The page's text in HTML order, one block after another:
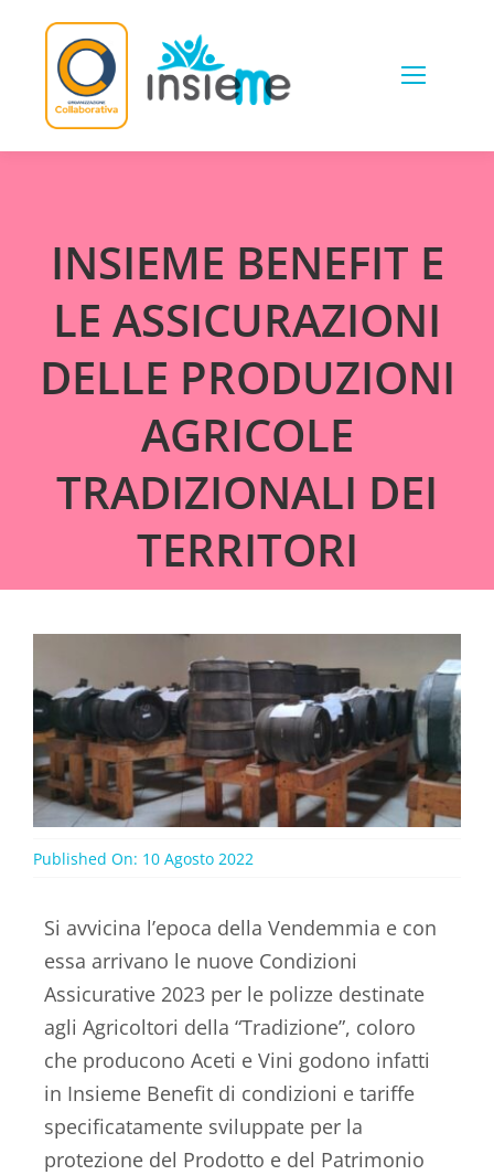
content
INSIEME BENEFIT E
LE ASSICURAZIONI
DELLE PRODUZIONI
AGRICOLE
TRADIZIONALI DEI
TERRITORI
Published On: 10 Agosto 2022
Si avvicina l’epoca della Vendemmia e con
essa arrivano le nuove Condizioni
Assicurative 2023 per le polizze destinate
agli Agricoltori della “Tradizione”, coloro
che producono Aceti e Vini godono infatti
in Insieme Benefit di condizioni e tariffe
specificatamente sviluppate per la
protezione del Prodotto e del Patrimonio